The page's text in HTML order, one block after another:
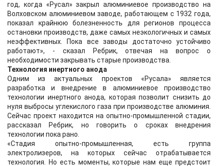
год, когда «Русал» закрыл алюминиевое производство на
Волховском алюминиевом заводе, работающем с 1932 года,
показал крайнюю болезненность для регионов процесса
остановки производств, даже самых неэкологичных и самых
неэффективных. Пока все заводы достаточно устойчиво
работают», - сказал Ребрик, отвечая на вопрос о
необходимости закрывать старые производства.
Технология инертного анода
Одним из актуальных проектов «Русала» является
разработка и внедрение в алюминиевое производство
технологии инертного анода, которая позволит снизить до
нуля выбросы углекислого газа при производстве алюминия.
Сейчас проект находится на опытно-промышленной стадии,
рассказал Ребрик, но говорить о сроках внедрения
технологии пока рано.
«Стадия опытно-промышленная, есть группа
электролизеров, на которых сейчас отрабатывается
технология. Но есть моменты, которые нам еще предстоит